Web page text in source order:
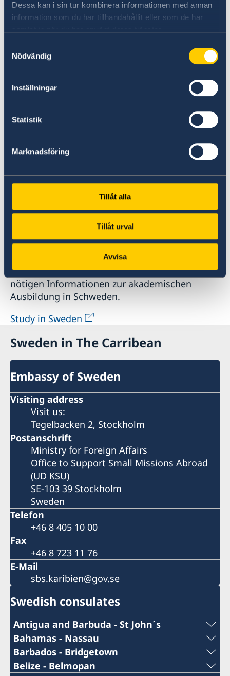
Dessa kan i sin tur kombinera informationen med annan
information som du har tillhandahållit eller som de har
Nödvändig
Inställningar
Statistik
Marknadsföring
Tillåt alla
Tillåt urval
Avvisa
Willkommen in Schweden
Reiseinformationen.
Entdecken Sie Schwedens
Hochschulen
Auf Studyinsweden.se finden
Studieninteressierte und Studenten/-innen alle
nötigen Informationen zur akademischen
Ausbildung in Schweden.
Study in Sweden
Sweden in The Carribean
Embassy of Sweden
Visiting address
Visit us:
Tegelbacken 2, Stockholm
Postanschrift
Ministry for Foreign Affairs
Office to Support Small Missions Abroad
(UD KSU)
SE-103 39 Stockholm
Sweden
Telefon
+46 8 405 10 00
Fax
+46 8 723 11 76
E-Mail
sbs.karibien@gov.se
Swedish consulates
Antigua and Barbuda - St John´s
Telephone Number Consulate
+1 (268)562 5050
Bahamas - Nassau
Telephone Number Consulate
Barbados - Bridgetown
Telephone Number Consulate
Belize - Belmopan